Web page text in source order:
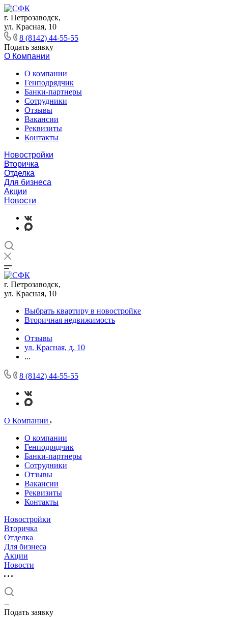
г. Петрозаводск,
ул. Красная, 10
8 (8142) 44-55-55
Подать заявку
О Компании
О компании
Генподрядчик
Банки-партнеры
Сотрудники
Отзывы
Вакансии
Реквизиты
Контакты
Новостройки
Вторичка
Отделка
Для бизнеса
Акции
Новости
г. Петрозаводск,
ул. Красная, 10
Выбрать квартиру в новостройке
Вторичная недвижимость
Отзывы
ул. Красная, д. 10
...
8 (8142) 44-55-55
О Компании
О компании
Генподрядчик
Банки-партнеры
Сотрудники
Отзывы
Вакансии
Реквизиты
Контакты
Новостройки
Вторичка
Отделка
Для бизнеса
Акции
Новости
--
Подать заявку